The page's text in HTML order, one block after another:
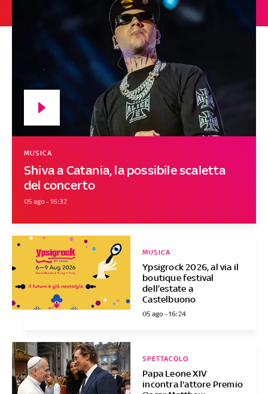
Shiva a Catania, la possibile scaletta
del concerto
MUSICA
05 ago - 16:32
Ypsigrock 2026, al via il
boutique festival
dell’estate a
Castelbuono
MUSICA
05 ago - 16:24
Papa Leone XIV
incontra l'attore Premio
SPETTACOLO